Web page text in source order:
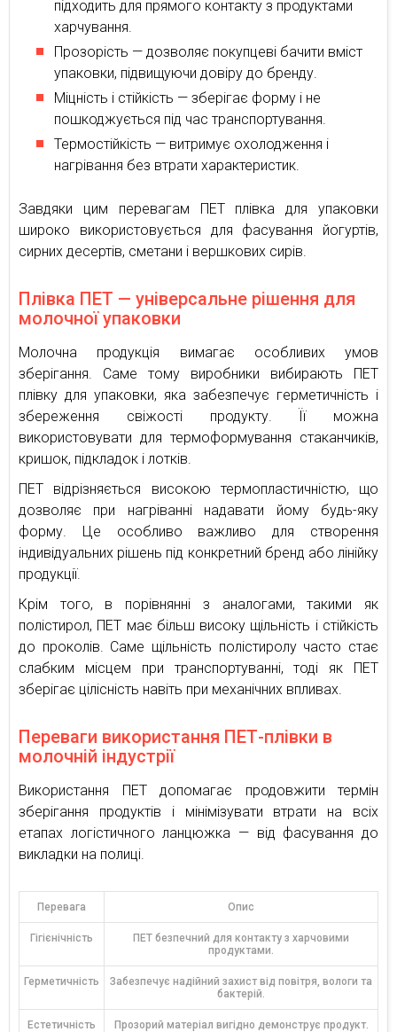
підходить для прямого контакту з продуктами
харчування.
Прозорість — дозволяє покупцеві бачити вміст
упаковки, підвищуючи довіру до бренду.
Міцність і стійкість — зберігає форму і не
пошкоджується під час транспортування.
Термостійкість — витримує охолодження і
нагрівання без втрати характеристик.
Завдяки цим перевагам ПЕТ плівка для упаковки
широко використовується для фасування йогуртів,
сирних десертів, сметани і вершкових сирів.
Плівка ПЕТ — універсальне рішення для
молочної упаковки
Молочна продукція вимагає особливих умов
зберігання. Саме тому виробники вибирають ПЕТ
плівку для упаковки, яка забезпечує герметичність і
збереження свіжості продукту. Її можна
використовувати для термоформування стаканчиків,
кришок, підкладок і лотків.
ПЕТ відрізняється високою термопластичністю, що
дозволяє при нагріванні надавати йому будь-яку
форму. Це особливо важливо для створення
індивідуальних рішень під конкретний бренд або лінійку
продукції.
Крім того, в порівнянні з аналогами, такими як
полістирол, ПЕТ має більш високу щільність і стійкість
до проколів. Саме щільність полістиролу часто стає
слабким місцем при транспортуванні, тоді як ПЕТ
зберігає цілісність навіть при механічних впливах.
Переваги використання ПЕТ-плівки в
молочній індустрії
Використання ПЕТ допомагає продовжити термін
зберігання продуктів і мінімізувати втрати на всіх
етапах логістичного ланцюжка — від фасування до
викладки на полиці.
Перевага Опис
Гігієнічність
ПЕТ безпечний для контакту з харчовими
продуктами.
Герметичність
Забезпечує надійний захист від повітря, вологи та
бактерій.
Естетичність Прозорий матеріал вигідно демонструє продукт.